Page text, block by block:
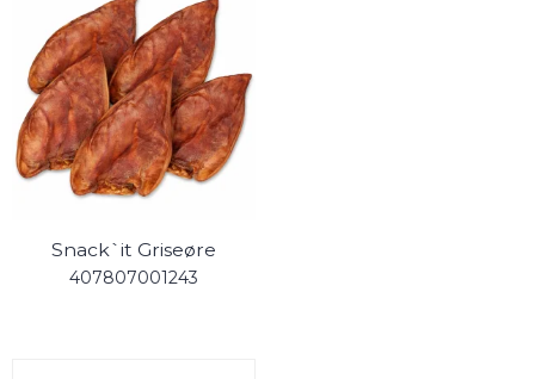
Snack`it Griseøre
407807001243